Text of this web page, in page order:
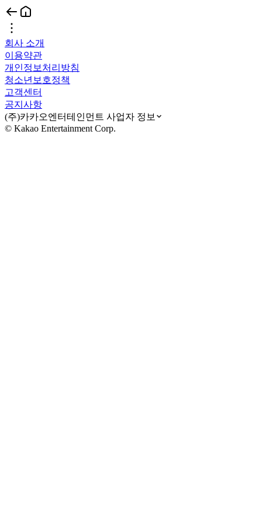
회사 소개
이용약관
개인정보처리방침
청소년보호정책
고객센터
공지사항
(주)카카오엔터테인먼트 사업자 정보
© Kakao Entertainment Corp.